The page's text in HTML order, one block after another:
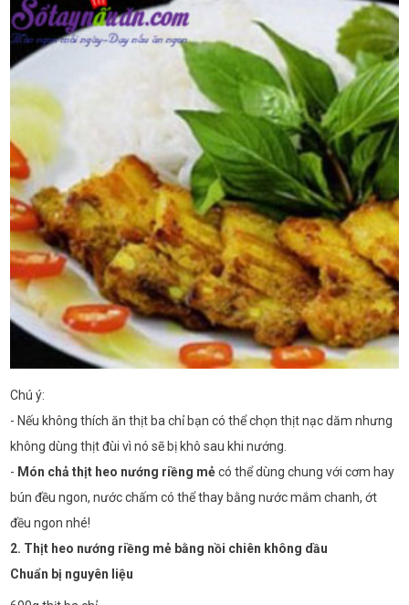
Chú ý:
- Nếu không thích ăn thịt ba chỉ bạn có thể chọn thịt nạc dăm nhưng
không dùng thịt đùi vì nó sẽ bị khô sau khi nướng.
- Món chả thịt heo nướng riềng mẻcó thể dùng chung với cơm hay
bún đều ngon, nước chấm có thể thay bằng nước mắm chanh, ớt
đều ngon nhé!
2. Thịt heo nướng riềng mẻ bằng nồi chiên không dầu
Chuẩn bị nguyên liệu